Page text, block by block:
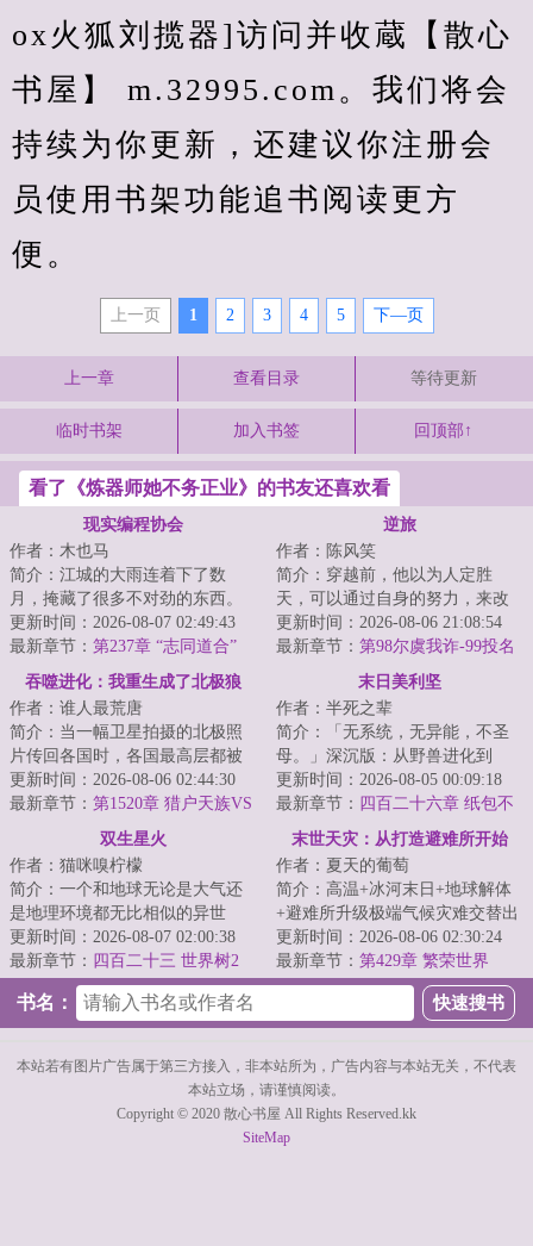
ox火狐刘揽器]访问并收蔵【散心
书屋】 m.32995.com。我们将会
持续为你更新，还建议你注册会
员使用书架功能追书阅读更方
便。
上一页 1 2 3 4 5 下—页
上一章 查看目录 等待更新
临时书架 加入书签 回顶部↑
看了《炼器师她不务正业》的书友还喜欢看
现实编程协会
作者：木也马
简介：江城的大雨连着下了数
月，掩藏了很多不对劲的东西。
余弦觉得自己病了：身边人陆续
消失，微笑自杀案...
更新时间：2026-08-07 02:49:43
最新章节： 第237章 “志同道合”
逆旅
作者：陈风笑
简介：穿越前，他以为人定胜
天，可以通过自身的努力，来改
变环境和阶层。穿越后才知道，
有些东西天生自带...
更新时间：2026-08-06 21:08:54
最新章节： 第98尔虞我诈-99投名
状（四更一万二求月票）
吞噬进化：我重生成了北极狼
作者：谁人最荒唐
简介：当一幅卫星拍摄的北极照
片传回各国时，各国最高层都被
照片内容震惊了。他们看到了北
极数以万计的狼...
更新时间：2026-08-06 02:44:30
最新章节： 第1520章 猎户天族VS
星团群雄（十五）
末日美利坚
作者：半死之辈
简介：「无系统，无异能，不圣
母。」深沉版：从野兽进化到
人，至少需要数万年时间。而从
人类退化成野兽，...
更新时间：2026-08-05 00:09:18
最新章节： 四百二十六章 纸包不
住火
双生星火
作者：猫咪嗅柠檬
简介：一个和地球无论是大气还
是地理环境都无比相似的异世
界，一个发展出称霸星系的科技
却依然停留在前现...
更新时间：2026-08-07 02:00:38
最新章节： 四百二十三 世界树2
末世天灾：从打造避难所开始
作者：夏天的葡萄
简介：高温+冰河末日+地球解体
+避难所升级极端气候灾难交替出
现，地表生物灭绝，人类文明走
向末日。苏武...
更新时间：2026-08-06 02:30:24
最新章节： 第429章 繁荣世界
书名：
本站若有图片广告属于第三方接入，非本站所为，广告内容与本站无关，不代表
本站立场，请谨慎阅读。
Copyright © 2020 散心书屋 All Rights Reserved.kk
SiteMap